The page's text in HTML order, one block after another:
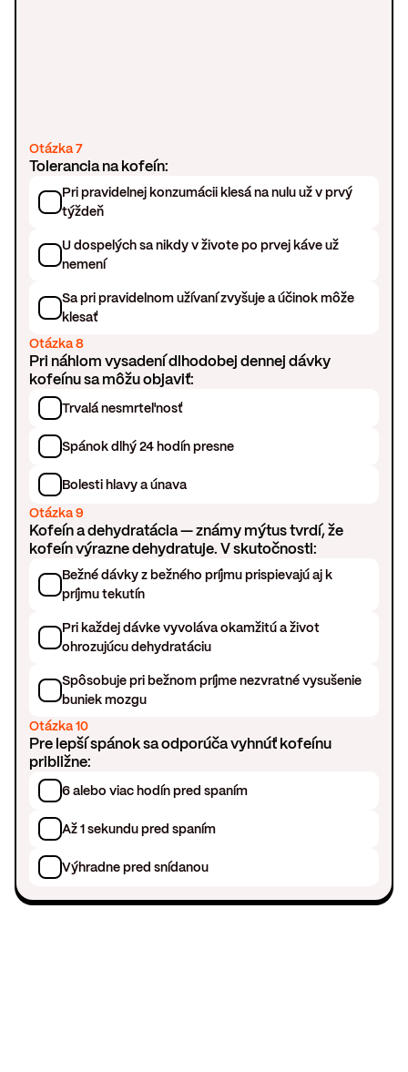
Otázka 7
Tolerancia na kofeín:
Pri pravidelnej konzumácii klesá na nulu už v prvý
týždeň
U dospelých sa nikdy v živote po prvej káve už
nemení
Sa pri pravidelnom užívaní zvyšuje a účinok môže
klesať
Otázka 8
Pri náhlom vysadení dlhodobej dennej dávky
kofeínu sa môžu objaviť:
Trvalá nesmrteľnosť
Spánok dlhý 24 hodín presne
Bolesti hlavy a únava
Otázka 9
Kofeín a dehydratácia — známy mýtus tvrdí, že
kofeín výrazne dehydratuje. V skutočnosti:
Bežné dávky z bežného príjmu prispievajú aj k
príjmu tekutín
Pri každej dávke vyvoláva okamžitú a život
ohrozujúcu dehydratáciu
Spôsobuje pri bežnom príjme nezvratné vysušenie
buniek mozgu
Otázka 10
Pre lepší spánok sa odporúča vyhnúť kofeínu
približne:
6 alebo viac hodín pred spaním
Až 1 sekundu pred spaním
Výhradne pred snídanou